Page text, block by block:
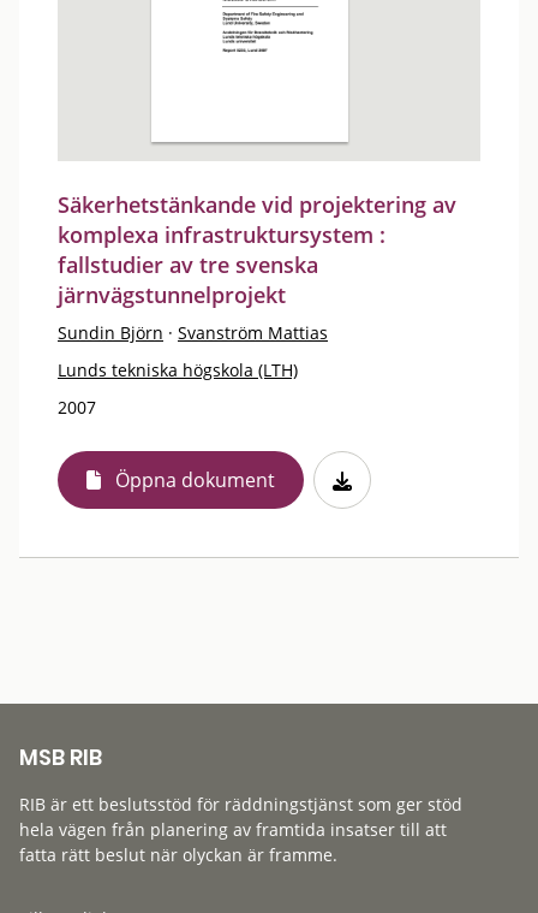
Säkerhetstänkande vid projektering av
komplexa infrastruktursystem :
fallstudier av tre svenska
järnvägstunnelprojekt
Sundin Björn · Svanström Mattias
Lunds tekniska högskola (LTH)
2007
Öppna dokument
MSB RIB
RIB är ett beslutsstöd för räddningstjänst som ger stöd
hela vägen från planering av framtida insatser till att
fatta rätt beslut när olyckan är framme.